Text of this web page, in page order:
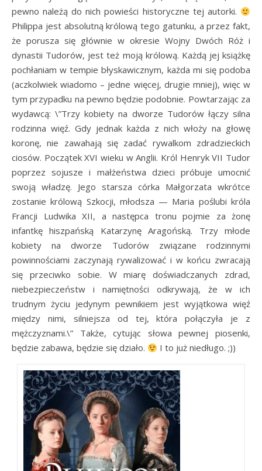
pewno należą do nich powieści historyczne tej autorki.
Philippa jest absolutną królową tego gatunku, a przez fakt,
że porusza się głównie w okresie Wojny Dwóch Róż i
dynastii Tudorów, jest też moją królową. Każdą jej książkę
pochłaniam w tempie błyskawicznym, każda mi się podoba
(aczkolwiek wiadomo – jedne więcej, drugie mniej), więc w
tym przypadku na pewno będzie podobnie. Powtarzając za
wydawcą: \”Trzy kobiety na dworze Tudorów łączy silna
rodzinna więź. Gdy jednak każda z nich włoży na głowę
koronę, nie zawahają się zadać rywalkom zdradzieckich
ciosów. Początek XVI wieku w Anglii. Król Henryk VII Tudor
poprzez sojusze i małżeństwa dzieci próbuje umocnić
swoją władzę. Jego starsza córka Małgorzata wkrótce
zostanie królową Szkocji, młodsza — Maria poślubi króla
Francji Ludwika XII, a następca tronu pojmie za żonę
infantkę hiszpańską Katarzynę Aragońską. Trzy młode
kobiety na dworze Tudorów związane rodzinnymi
powinnościami zaczynają rywalizować i w końcu zwracają
się przeciwko sobie. W miarę doświadczanych zdrad,
niebezpieczeństw i namiętności odkrywają, że w ich
trudnym życiu jedynym pewnikiem jest wyjątkowa więź
między nimi, silniejsza od tej, która połączyła je z
mężczyznami.\” Także, cytując słowa pewnej piosenki,
będzie zabawa, będzie się działo.
I to już niedługo. ;))